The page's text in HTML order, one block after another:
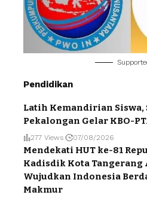
Pendidikan
Latih Kemandirian Siswa,
Pekalongan Gelar KBO-
277 Views 07/08/2026
Mendekati HUT ke-81
Kadisdik Kota Tangerang
Wujudkan Indonesia
Makmur